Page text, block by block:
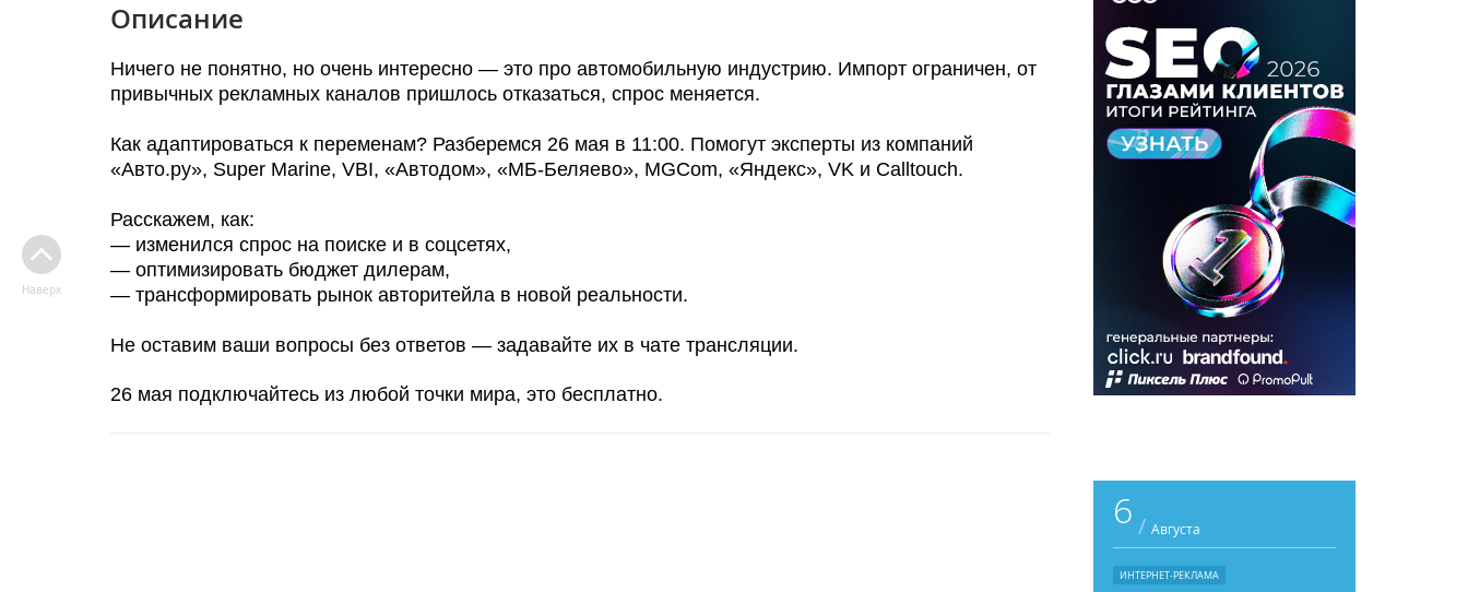
Описание
Ничего не понятно, но очень интересно — это про автомобильную индустрию. Импорт ограничен, от
привычных рекламных каналов пришлось отказаться, спрос меняется.
Как адаптироваться к переменам? Разберемся 26 мая в 11:00. Помогут эксперты из компаний
«Авто.ру», Super Marine, VBI, «Автодом», «МБ-Беляево», MGCom, «Яндекс», VK и Calltouch.
Расскажем, как:
— изменился спрос на поиске и в соцсетях,
— оптимизировать бюджет дилерам,
— трансформировать рынок авторитейла в новой реальности.
Не оставим ваши вопросы без ответов — задавайте их в чате трансляции.
26 мая подключайтесь из любой точки мира, это бесплатно.
Наверх
6 / Августа
ИНТЕРНЕТ-РЕКЛАМА